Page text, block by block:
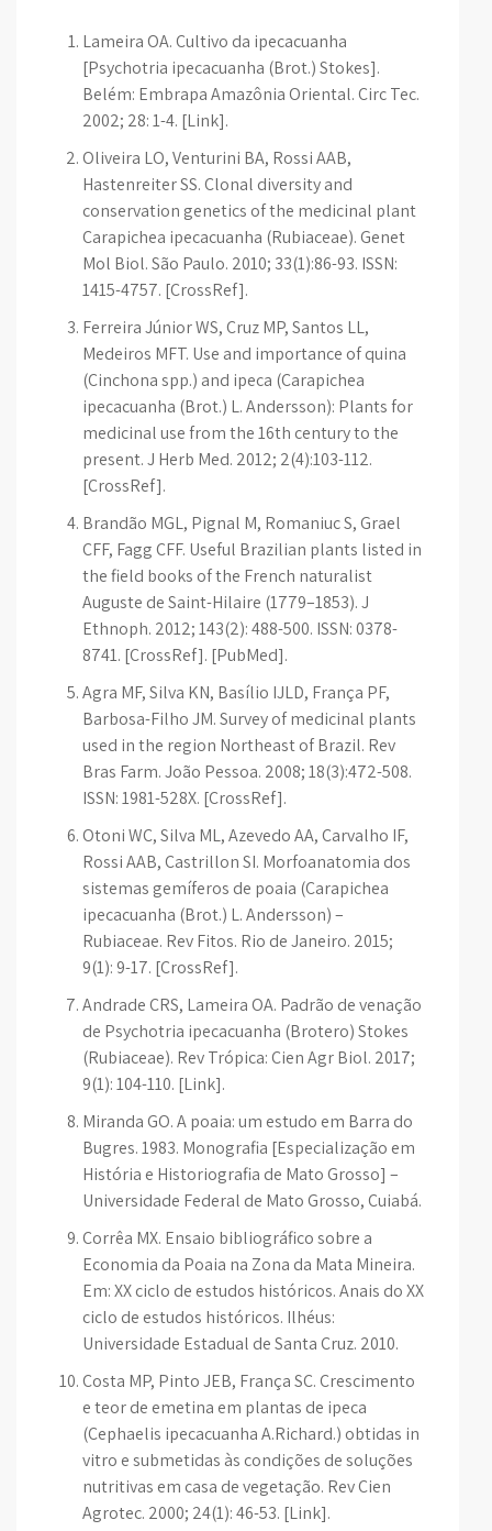
Lameira OA. Cultivo da ipecacuanha
[Psychotria ipecacuanha (Brot.) Stokes].
Belém: Embrapa Amazônia Oriental. Circ Tec.
2002; 28: 1-4. [Link].
Oliveira LO, Venturini BA, Rossi AAB,
Hastenreiter SS. Clonal diversity and
conservation genetics of the medicinal plant
Carapichea ipecacuanha (Rubiaceae). Genet
Mol Biol. São Paulo. 2010; 33(1):86-93. ISSN:
1415-4757. [CrossRef].
Ferreira Júnior WS, Cruz MP, Santos LL,
Medeiros MFT. Use and importance of quina
(Cinchona spp.) and ipeca (Carapichea
ipecacuanha (Brot.) L. Andersson): Plants for
medicinal use from the 16th century to the
present. J Herb Med. 2012; 2(4):103-112.
[CrossRef].
Brandão MGL, Pignal M, Romaniuc S, Grael
CFF, Fagg CFF. Useful Brazilian plants listed in
the field books of the French naturalist
Auguste de Saint-Hilaire (1779–1853). J
Ethnoph. 2012; 143(2): 488-500. ISSN: 0378-
8741. [CrossRef]. [PubMed].
Agra MF, Silva KN, Basílio IJLD, França PF,
Barbosa-Filho JM. Survey of medicinal plants
used in the region Northeast of Brazil. Rev
Bras Farm. João Pessoa. 2008; 18(3):472-508.
ISSN: 1981-528X. [CrossRef].
Otoni WC, Silva ML, Azevedo AA, Carvalho IF,
Rossi AAB, Castrillon SI. Morfoanatomia dos
sistemas gemíferos de poaia (Carapichea
ipecacuanha (Brot.) L. Andersson) –
Rubiaceae. Rev Fitos. Rio de Janeiro. 2015;
9(1): 9-17. [CrossRef].
Andrade CRS, Lameira OA. Padrão de venação
de Psychotria ipecacuanha (Brotero) Stokes
(Rubiaceae). Rev Trópica: Cien Agr Biol. 2017;
9(1): 104-110. [Link].
Miranda GO. A poaia: um estudo em Barra do
Bugres. 1983. Monografia [Especialização em
História e Historiografia de Mato Grosso] –
Universidade Federal de Mato Grosso, Cuiabá.
Corrêa MX. Ensaio bibliográfico sobre a
Economia da Poaia na Zona da Mata Mineira.
Em: XX ciclo de estudos históricos. Anais do XX
ciclo de estudos históricos. Ilhéus:
Universidade Estadual de Santa Cruz. 2010.
Costa MP, Pinto JEB, França SC. Crescimento
e teor de emetina em plantas de ipeca
(Cephaelis ipecacuanha A.Richard.) obtidas in
vitro e submetidas às condições de soluções
nutritivas em casa de vegetação. Rev Cien
Agrotec. 2000; 24(1): 46-53. [Link].